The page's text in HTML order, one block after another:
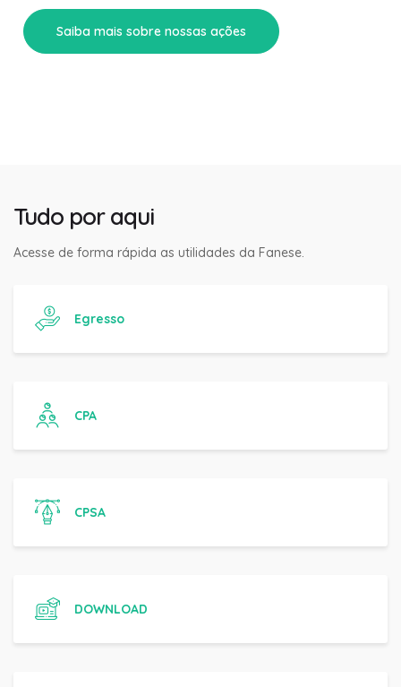
Saiba mais sobre nossas ações
Tudo por aqui
Acesse de forma rápida as utilidades da Fanese.
Egresso
CPA
CPSA
DOWNLOAD